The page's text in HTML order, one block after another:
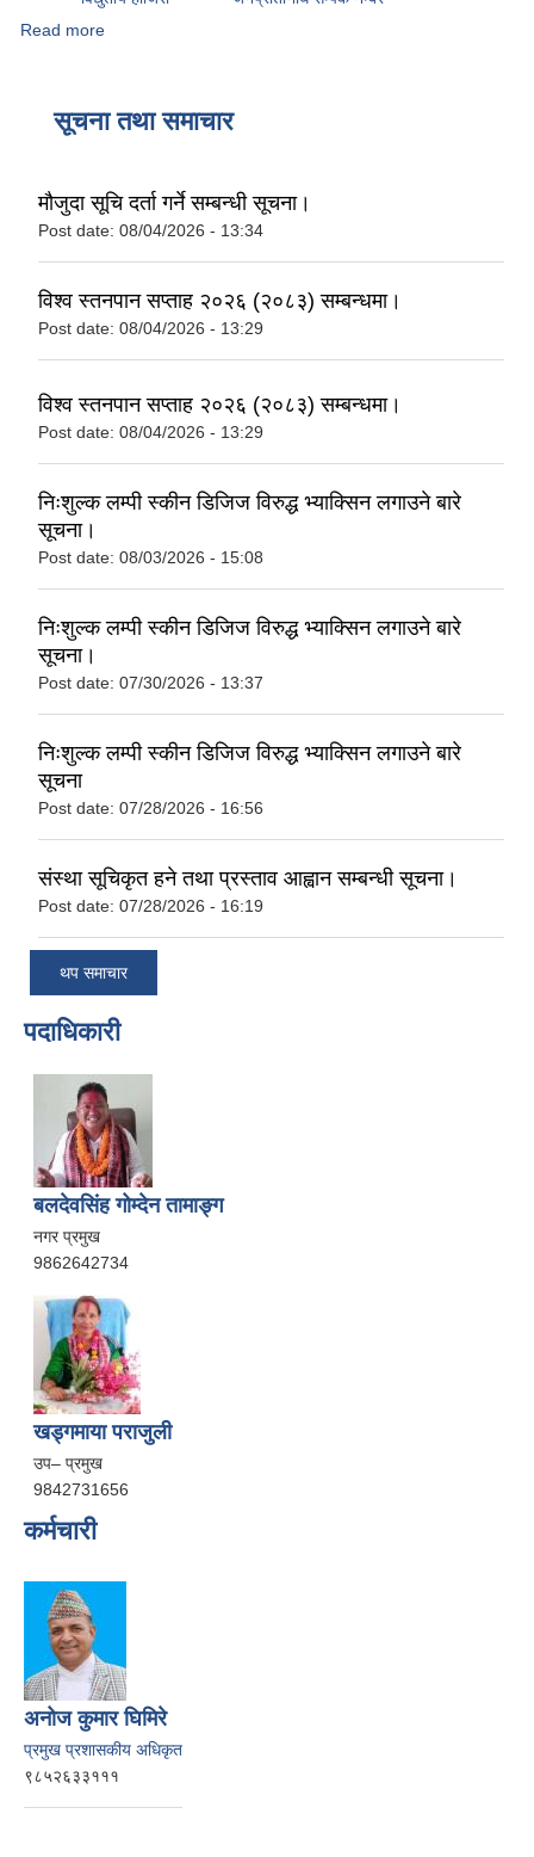
Read more
सूचना तथा समाचार
मौजुदा सूचि दर्ता गर्ने सम्बन्धी सूचना।
Post date: 08/04/2026 - 13:34
विश्व स्तनपान सप्ताह २०२६ (२०८३) सम्बन्धमा।
Post date: 08/04/2026 - 13:29
विश्व स्तनपान सप्ताह २०२६ (२०८३) सम्बन्धमा।
Post date: 08/04/2026 - 13:29
निःशुल्क लम्पी स्कीन डिजिज विरुद्ध भ्याक्सिन लगाउने बारे
सूचना।
Post date: 08/03/2026 - 15:08
निःशुल्क लम्पी स्कीन डिजिज विरुद्ध भ्याक्सिन लगाउने बारे
सूचना।
Post date: 07/30/2026 - 13:37
निःशुल्क लम्पी स्कीन डिजिज विरुद्ध भ्याक्सिन लगाउने बारे
सूचना
Post date: 07/28/2026 - 16:56
संस्था सूचिकृत हने तथा प्रस्ताव आह्वान सम्बन्धी सूचना।
Post date: 07/28/2026 - 16:19
थप समाचार
पदाधिकारी
बलदेवसिंह गोम्देन तामाङ्ग
नगर प्रमुख
9862642734
खड्गमाया पराजुली
उप– प्रमुख
9842731656
कर्मचारी
अनोज कुमार घिमिरे
प्रमुख प्रशासकीय अधिकृत
९८५२६३३१११